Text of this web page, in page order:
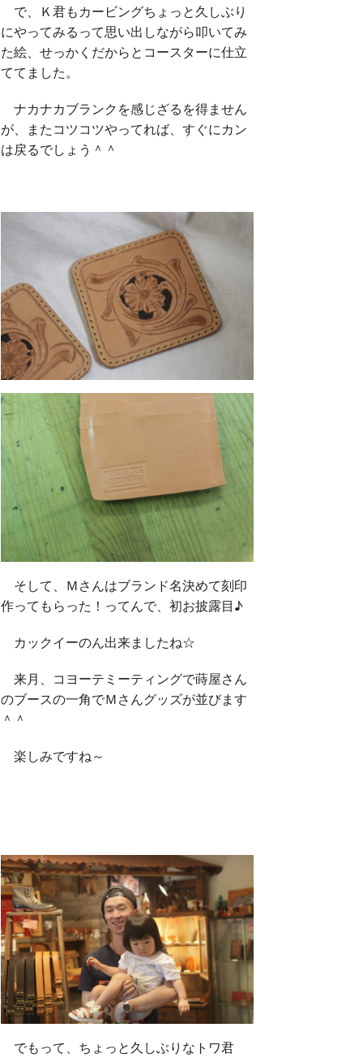
で、Ｋ君もカービングちょっと久しぶり
にやってみるって思い出しながら叩いてみ
た絵、せっかくだからとコースターに仕立
ててました。
ナカナカブランクを感じざるを得ません
が、またコツコツやってれば、すぐにカン
は戻るでしょう＾＾
そして、Ｍさんはブランド名決めて刻印
作ってもらった！ってんで、初お披露目♪
カックイーのん出来ましたね☆
来月、コヨーテミーティングで蒔屋さん
のブースの一角でＭさんグッズが並びます
＾＾
楽しみですね～
でもって、ちょっと久しぶりなトワ君